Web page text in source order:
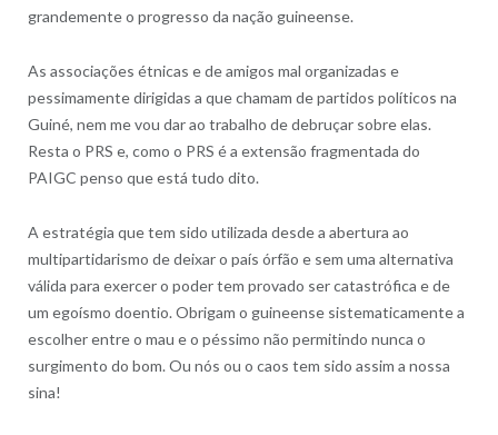
grandemente o progresso da nação guineense.
As associações étnicas e de amigos mal organizadas e
pessimamente dirigidas a que chamam de partidos políticos na
Guiné, nem me vou dar ao trabalho de debruçar sobre elas.
Resta o PRS e, como o PRS é a extensão fragmentada do
PAIGC penso que está tudo dito.
A estratégia que tem sido utilizada desde a abertura ao
multipartidarismo de deixar o país órfão e sem uma alternativa
válida para exercer o poder tem provado ser catastrófica e de
um egoísmo doentio. Obrigam o guineense sistematicamente a
escolher entre o mau e o péssimo não permitindo nunca o
surgimento do bom. Ou nós ou o caos tem sido assim a nossa
sina!